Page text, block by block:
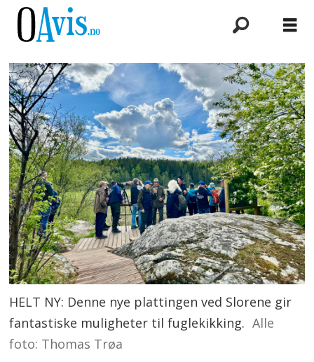
HELT NY: Denne nye plattingen ved Slorene gir
fantastiske muligheter til fuglekikking. Alle
foto: Thomas Trøa